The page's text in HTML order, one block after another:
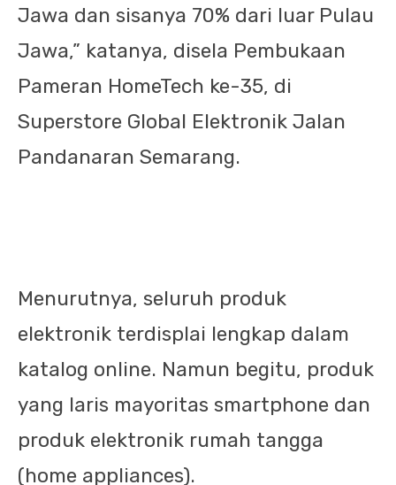
Jawa dan sisanya 70% dari luar Pulau
Jawa,” katanya, disela Pembukaan
Pameran HomeTech ke-35, di
Superstore Global Elektronik Jalan
Pandanaran Semarang.
Menurutnya, seluruh produk
elektronik terdisplai lengkap dalam
katalog online. Namun begitu, produk
yang laris mayoritas smartphone dan
produk elektronik rumah tangga
(home appliances).